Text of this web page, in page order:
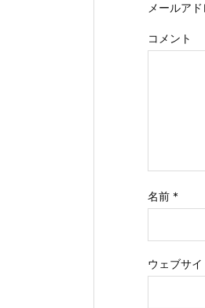
メールア
コメント
名前 *
ウェブサイ